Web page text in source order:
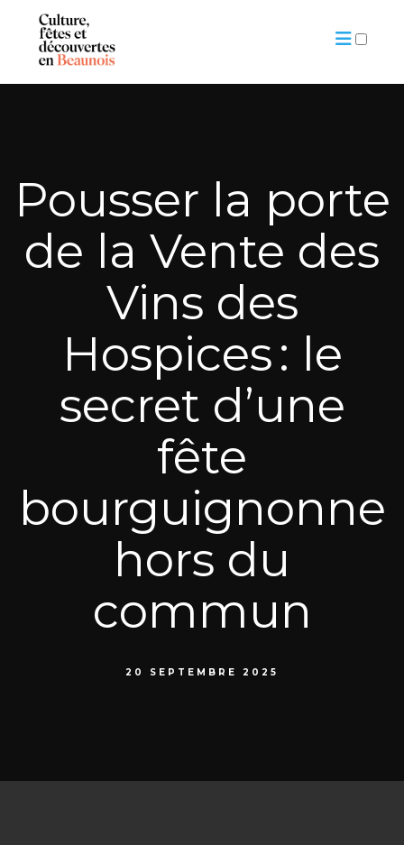
Pousser la porte
de la Vente des
Vins des
Hospices : le
secret d’une
fête
bourguignonne
hors du
commun
20 SEPTEMBRE 2025